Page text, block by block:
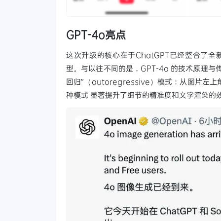
GPT-4o亮点
这次升级的核心在于ChatGPT已经整合了全
型。与以往不同的是，GPT-4o 的技术原理
回归”（autoregressive）模式：从图片左上
种模式 显著提升了细节的精准度和文字渲染的